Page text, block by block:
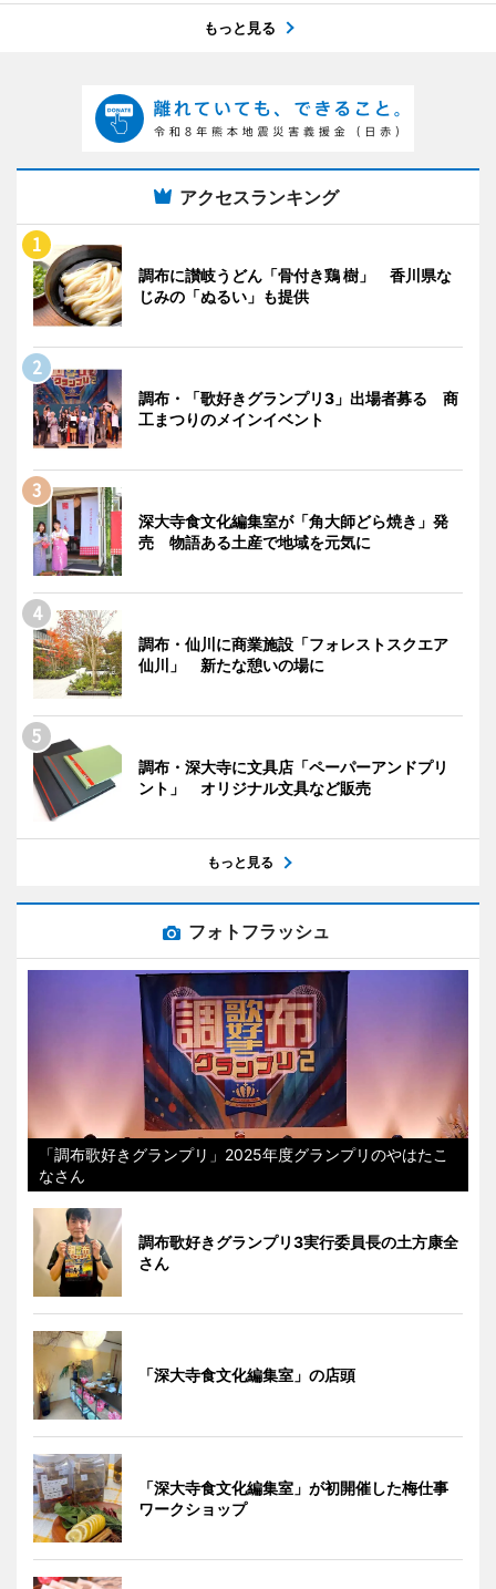
もっと見る
アクセスランキング
調布に讃岐うどん「骨付き鶏 樹」 香川県な
じみの「ぬるい」も提供
調布・「歌好きグランプリ3」出場者募る 商
工まつりのメインイベント
深大寺食文化編集室が「角大師どら焼き」発
売 物語ある土産で地域を元気に
調布・仙川に商業施設「フォレストスクエア
仙川」 新たな憩いの場に
調布・深大寺に文具店「ペーパーアンドプリ
ント」 オリジナル文具など販売
もっと見る
フォトフラッシュ
「調布歌好きグランプリ」2025年度グランプリのやはたこ
なさん
調布歌好きグランプリ3実行委員長の土方康全
さん
「深大寺食文化編集室」の店頭
「深大寺食文化編集室」が初開催した梅仕事
ワークショップ